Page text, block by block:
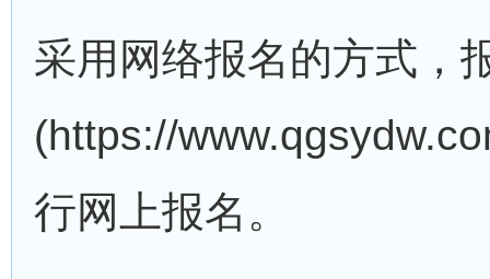
采用网络报名的方式，
(https://
行网上报名。